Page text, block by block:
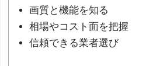
画質と機能を知る
相場やコスト面を把握
信頼できる業者選び